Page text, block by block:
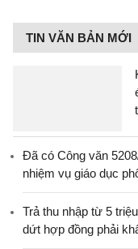
TIN VĂN BẢN MỚI
Đã có Công văn
nhiệm vụ giáo dục
Trả thu nhập từ 5
dứt hợp đồng phải